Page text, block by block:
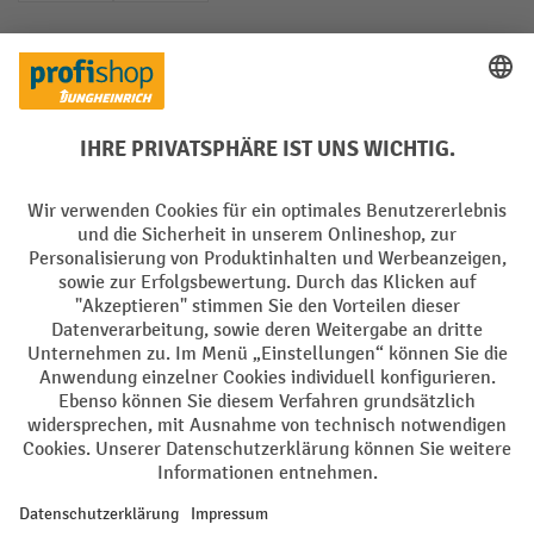
Soziale Netzwerke
Facebook
YouTube
LinkedInInstagram
Sprachen
DE FR
AGB Impressum Datenschutz Privacy Settings
Alle Preise exkl. gesetzl. Mehrwertsteuer zzgl.Versandkostenund ggf.
Nachnahmegebühren, wenn nicht anders angegeben.
¹ Der Rabatt gilt so lange der Vorrat reicht. Der Rabatt gilt nicht auf
oder Gutscheinen ist nicht möglich. | ² Der Rabatt wird einmalig bei